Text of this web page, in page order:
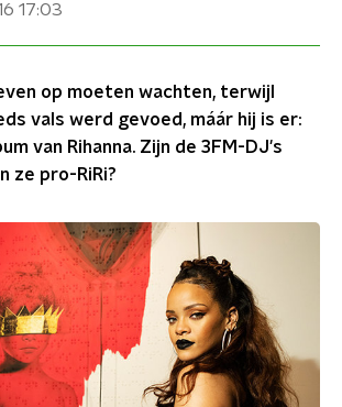
17:03
op moeten wachten, terwijl
vals werd gevoed, máár hij is er:
van Rihanna. Zijn de 3FM-DJ's
ze pro-RiRi?